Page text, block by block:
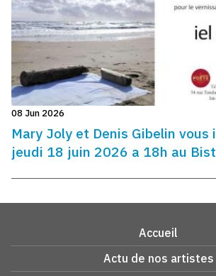
08 Jun 2026
Mary Joly et Denis Gibelin
jeudi 18 juin 2026 a 18h au
Accueil
Actu de nos artistes